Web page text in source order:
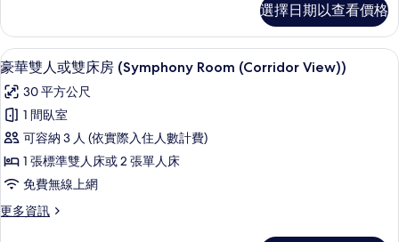
戶
(Stillness
Studio
Double)
的
所
有
相
片
式
客
房,
窗
戶
Studio
Double)
的
詳
情
選擇日期以查看價格
顯
示
豪
華
雙
人
或
雙
豪華雙人或雙床房 (Symphony Room
4
豪華雙人或雙床房 (Symphony Room (Corridor View))
30 平方公尺
1 間臥室
可容納 3 人 (依實際入住人數計費)
1 張標準雙人床或 2 張單人床
免費無線上網
更多資訊
更